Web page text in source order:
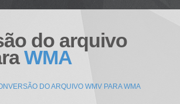
do arquivo
WMA
DO ARQUIVO WMV PARA WMA